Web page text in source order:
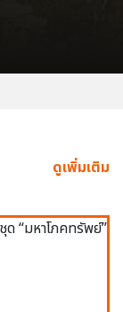
ดูเพิ่มเติม